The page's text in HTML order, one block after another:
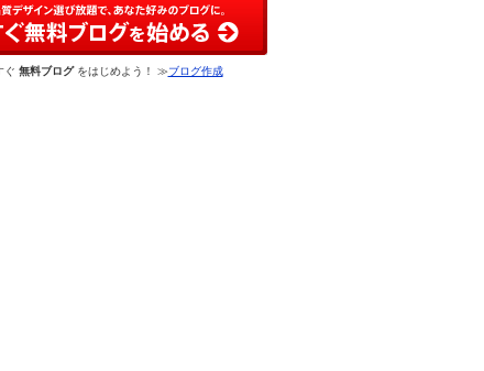
ぐ 無料ブログをはじめよう！ ≫ブログ作成